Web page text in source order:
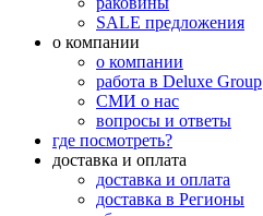
SALE предложения
о компании
о компании
работа в Deluxe Group
СМИ о нас
вопросы и ответы
где посмотреть?
доставка и оплата
доставка и оплата
доставка в Регионы